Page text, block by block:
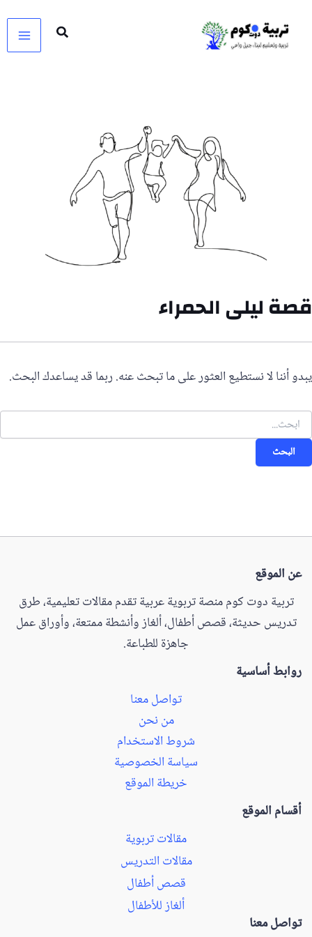
المحتوى
قصة ليلى الحمراء
يبدو أننا لا نستطيع العثور على ما تبحث عنه. ربما قد يساعدك البحث.
البحث
عن الموقع
تربية دوت كوم منصة تربوية عربية تقدم مقالات تعليمية، طرق
تدريس حديثة، قصص أطفال، ألغاز وأنشطة ممتعة، وأوراق عمل
جاهزة للطباعة.
روابط أساسية
تواصل معنا
من نحن
شروط الاستخدام
سياسة الخصوصية
خريطة الموقع
أقسام الموقع
مقالات تربوية
مقالات التدريس
قصص أطفال
ألغاز للأطفال
تواصل معنا